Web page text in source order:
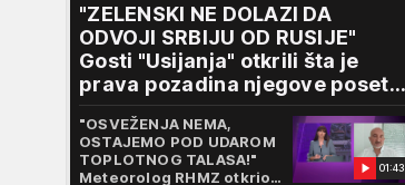
"ZELENSKI NE DOLAZI DA
ODVOJI SRBIJU OD RUSIJE"
Gosti "Usijanja" otkrili šta je
prava pozadina njegove posete
Beogradu
01:43
"OSVEŽENJA NEMA,
OSTAJEMO POD UDAROM
TOPLOTNOG TALASA!"
Meteorolog RHMZ otkrio